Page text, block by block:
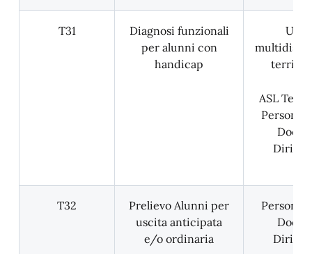
T31
Diagnosi funzionali
per alunni con
handicap
ASL
T32
Prelievo Alunni per
uscita anticipata
e/o ordinaria